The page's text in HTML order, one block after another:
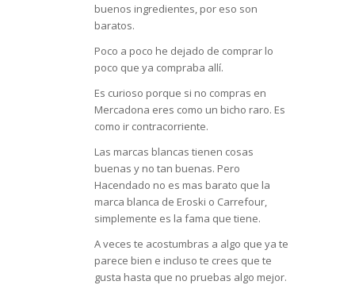
buenos ingredientes, por eso son
baratos.
Poco a poco he dejado de comprar lo
poco que ya compraba allí.
Es curioso porque si no compras en
Mercadona eres como un bicho raro. Es
como ir contracorriente.
Las marcas blancas tienen cosas
buenas y no tan buenas. Pero
Hacendado no es mas barato que la
marca blanca de Eroski o Carrefour,
simplemente es la fama que tiene.
A veces te acostumbras a algo que ya te
parece bien e incluso te crees que te
gusta hasta que no pruebas algo mejor.